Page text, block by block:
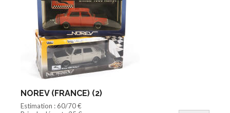
NOREV (FRANCE) (2)
Estimation : 60/70 €